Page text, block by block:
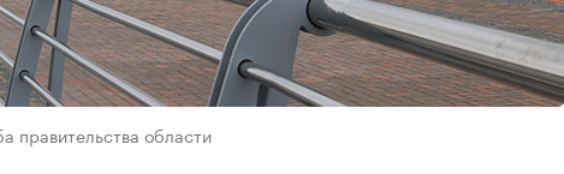
правительства области